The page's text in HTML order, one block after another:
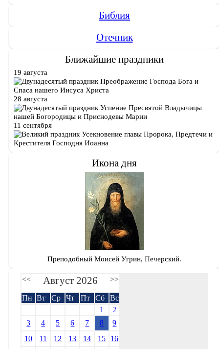
Библия
Отечник
Ближайшие праздники
19 августа
Преображение Господа Бога и
Спаса нашего Иисуса Христа
28 августа
Успение Пресвятой Владычицы
нашей Богородицы и Приснодевы Марии
11 сентября
Усекновение главы Пророка, Предтечи и
Крестителя Господня Иоанна
Икона дня
Преподобный Моисей Угрин, Печерский.
<< Август 2026 >>
Пн Вт Ср Чт Пт Сб
Вс
1
2
3
4 5 6 7 8
9
10
11 12 13 14 15
16